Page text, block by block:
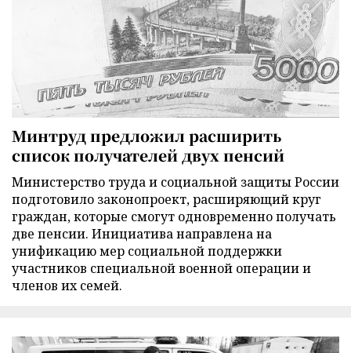
Минтруд предложил расширить
список получателей двух пенсий
Министерство труда и социальной защиты России
подготовило законопроект, расширяющий круг
граждан, которые смогут одновременно получать
две пенсии. Инициатива направлена на
унификацию мер социальной поддержки
участников специальной военной операции и
членов их семей.